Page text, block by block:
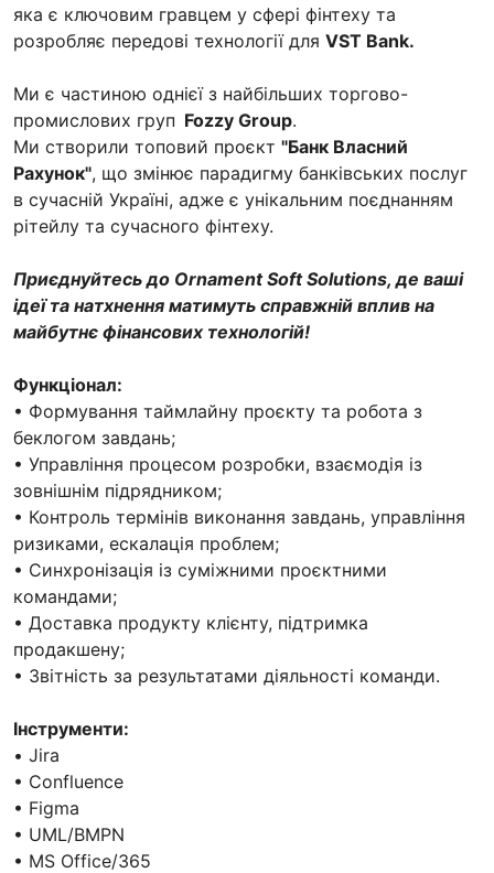
яка є ключовим гравцем у сфері фінтеху та
розробляє передові технології для VST Bank.
Ми є частиною однієї з найбільших торгово-
промислових груп Fozzy Group.
Ми створили топовий проєкт "Банк Власний
Рахунок", що змінює парадигму банківських послуг
в сучасній Україні, адже є унікальним поєднанням
рітейлу та сучасного фінтеху.
Приєднуйтесь до Ornament Soft Solutions, де ваші
ідеї та натхнення матимуть справжній вплив на
майбутнє фінансових технологій!
Функціонал:
• Формування таймлайну проєкту та робота з
беклогом завдань;
• Управління процесом розробки, взаємодія із
зовнішнім підрядником;
• Контроль термінів виконання завдань, управління
ризиками, ескалація проблем;
• Синхронізація із суміжними проєктними
командами;
• Доставка продукту клієнту, підтримка
продакшену;
• Звітність за результатами діяльності команди.
Інструменти:
• Jira
• Confluence
• Figma
• UML/BMPN
• MS Office/365